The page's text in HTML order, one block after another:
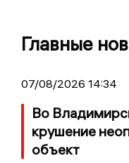
Главные
07/08/2026 14:34
Во
крушение
объект